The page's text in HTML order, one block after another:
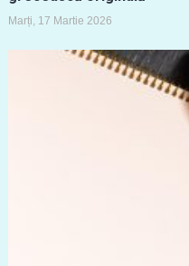
Marți, 17 Martie 2026